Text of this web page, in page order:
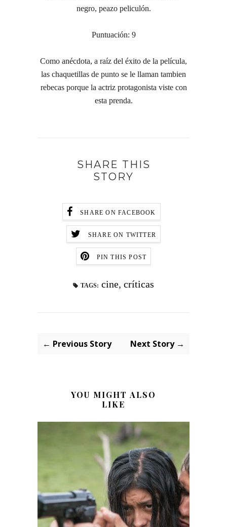
negro, peazo peliculón.
Puntuación: 9
Como anécdota, a raíz del éxito de la película,
las chaquetillas de punto se le llaman tambien
rebecas porque la actriz protagonista viste con
esta prenda.
SHARE THIS
STORY
SHARE ON FACEBOOK
SHARE ON TWITTER
PIN THIS POST
TAGS: cine, críticas
← Previous Story Next Story →
YOU MIGHT ALSO
LIKE